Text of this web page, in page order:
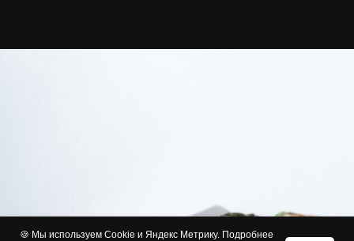
🍪 Мы используем Cookie и Яндекс Метрику. Подробнее